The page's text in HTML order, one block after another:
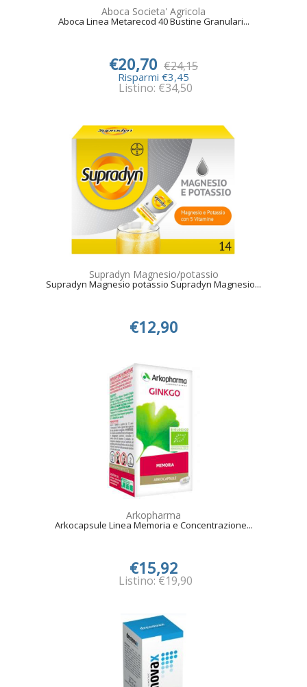
Aboca Societa' Agricola
Aboca Linea Metarecod 40 Bustine Granulari...
€20,70 €24,15
Risparmi €3,45
Listino: €34,50
Supradyn Magnesio/potassio
Supradyn Magnesio potassio Supradyn Magnesio...
€12,90
Arkopharma
Arkocapsule Linea Memoria e Concentrazione...
€15,92
Listino: €19,90